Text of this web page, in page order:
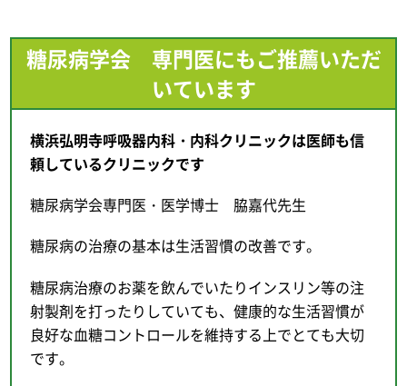
糖尿病学会 専門医にもご推薦いただ
いています
横浜弘明寺呼吸器内科・内科クリニックは医師も信
頼しているクリニックです
糖尿病学会専門医・医学博士 脇嘉代先生
糖尿病の治療の基本は生活習慣の改善です。
糖尿病治療のお薬を飲んでいたりインスリン等の注
射製剤を打ったりしていても、健康的な生活習慣が
良好な血糖コントロールを維持する上でとても大切
です。